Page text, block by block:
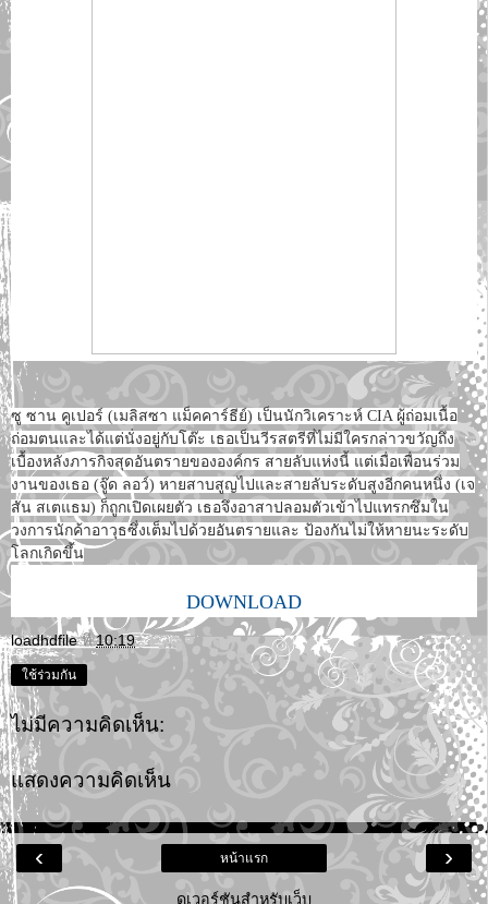
ซู ซาน คูเปอร์ (เมลิสซา แม็คคาร์ธีย์) เป็นนักวิเคราะห์ CIA ผู้ถ่อมเนื้อ
ถ่อมตนและได้แต่นั่งอยู่กับโต๊ะ เธอเป็นวีรสตรีที่ไม่มีใครกล่าวขวัญถึง
เบื้องหลังภารกิจสุดอันตรายขององค์กร สายลับแห่งนี้ แต่เมื่อเพื่อนร่วม
งานของเธอ (จู๊ด ลอว์) หายสาบสูญไปและสายลับระดับสูงอีกคนหนึ่ง (เจ
สัน สเตแธม) ก็ถูกเปิดเผยตัว เธอจึงอาสาปลอมตัวเข้าไปแทรกซึมใน
วงการนักค้าอาวุธซึ่งเต็มไปด้วยอันตรายและ ป้องกันไม่ให้หายนะระดับ
โลกเกิดขึ้น
DOWNLOAD
loadhdfile ที่10:19
ใช้ร่วมกัน
ไม่มีความคิดเห็น:
แสดงความคิดเห็น
‹ ›
หน้าแรก
ดูเวอร์ชันสำหรับเว็บ